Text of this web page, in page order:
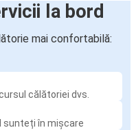
la bord
mai confortabilă:
călătoriei dvs.
sunteți în mișcare